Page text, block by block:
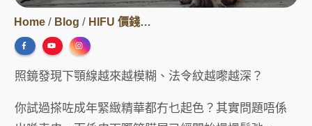
Home / Blog / HIFU 價錢 2026 觀塘｜效果、副作用、幾耐做一次 完整攻略【Chill Relax HK】
照鏡發現下顎線越來越模糊、法令紋越嚟越深？
你試過搽咗成年緊緻精華都冇乜起色？其實問題唔係